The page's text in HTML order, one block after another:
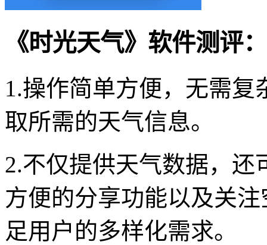
《时光天气》软件测评：
1.操作简单方便，无需
取所需的天气信息。
2.不仅提供天气数据，
方便的分享功能以及关
足用户的多样化需求。